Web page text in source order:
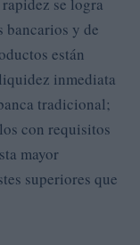
bancarios y de
están
inmediata
tradicional;
con requisitos
mayor
superiores que